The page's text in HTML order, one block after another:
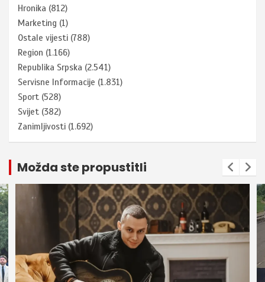
Hronika (812)
Marketing (1)
Ostale vijesti (788)
Region (1.166)
Republika Srpska (2.541)
Servisne Informacije (1.831)
Sport (528)
Svijet (382)
Zanimljivosti (1.692)
Možda ste propustitli